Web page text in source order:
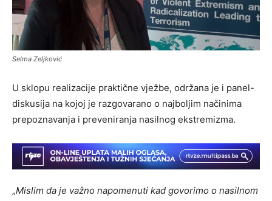
Selma Zeljković
U sklopu realizacije praktične vježbe, održana je i panel-
diskusija na kojoj je razgovarano o najboljim načinima
prepoznavanja i preveniranja nasilnog ekstremizma.
„Mislim da je važno napomenuti kad govorimo o nasilnom